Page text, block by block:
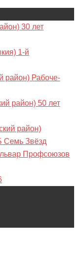
30 лет
1-й
район) Рабоче-
район) 50 лет
район)
Семь Звёзд
Профсоюзов